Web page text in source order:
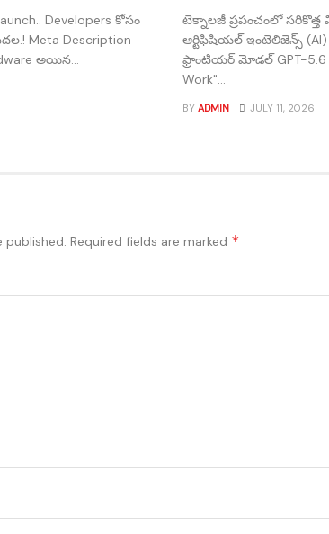
Developers కోసం
Meta Description
అయిన...
టెక్నాలజీ ప్రపంచంలో సరికొత్త
ఆర్టిఫిషియల్ ఇంటెలిజెన్స్ (AI)
ఫ్రాంటియర్ మోడల్ GPT-
Work"...
BY ADMIN JULY 11, 2026
Required fields are marked *